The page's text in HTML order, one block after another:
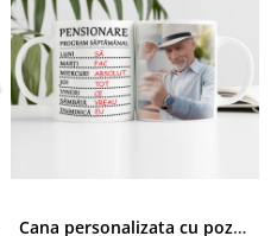
Cana personalizata cu poza si model Pensionare